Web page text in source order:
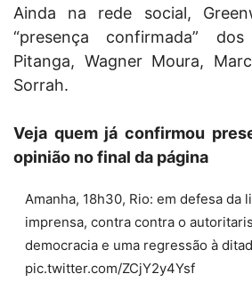
Ainda na rede social,
“presença confirmada”
Pitanga, Wagner Moura,
Sorrah.
Veja quem já confirmou
opinião no final da página
Amanha, 18h30, Rio: em defesa da
imprensa, contra contra o
democracia e uma regressão à
pic.twitter.com/ZCjY2y4Ysf